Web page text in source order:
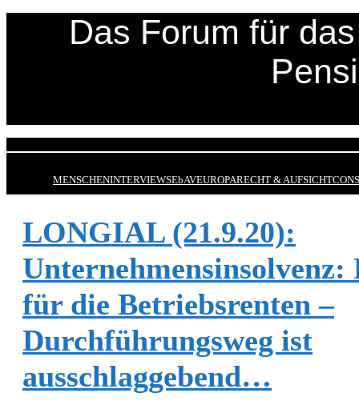
Das Forum für
MENSCHENINTERVIEWSEbAVEUROPARECHT & AUFSICHT
LONGIAL (21.9.20):
Unternehmensinsolvenz:
für die Betriebsrenten –
Durchführungsweg ist
ausschlaggebend…